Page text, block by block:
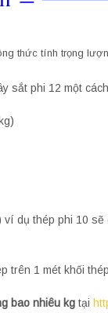
thức tính trọng
sắt phi 12 một
dụ thép phi 10
trên 1 mét khối
bao nhiêu kg tại